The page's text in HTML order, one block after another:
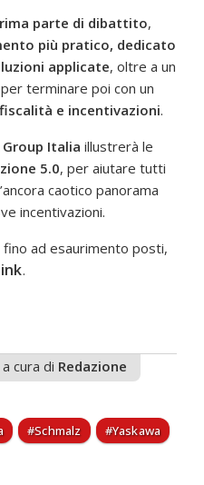
parte di dibattito,
più pratico, dedicato
applicate, oltre a un
per terminare poi con un
e incentivazioni.
Group Italia illustrerà le
5.0, per aiutare tutti
caotico panorama
incentivazioni.
ad esaurimento posti,
.
a cura di Redazione
Schmalz
Yaskawa